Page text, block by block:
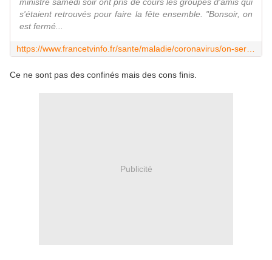
s'étaient retrouvés pour faire la fête ensemble. "Bonsoir, on
est fermé...
Ce ne sont pas des confinés mais des cons finis.
Publicité